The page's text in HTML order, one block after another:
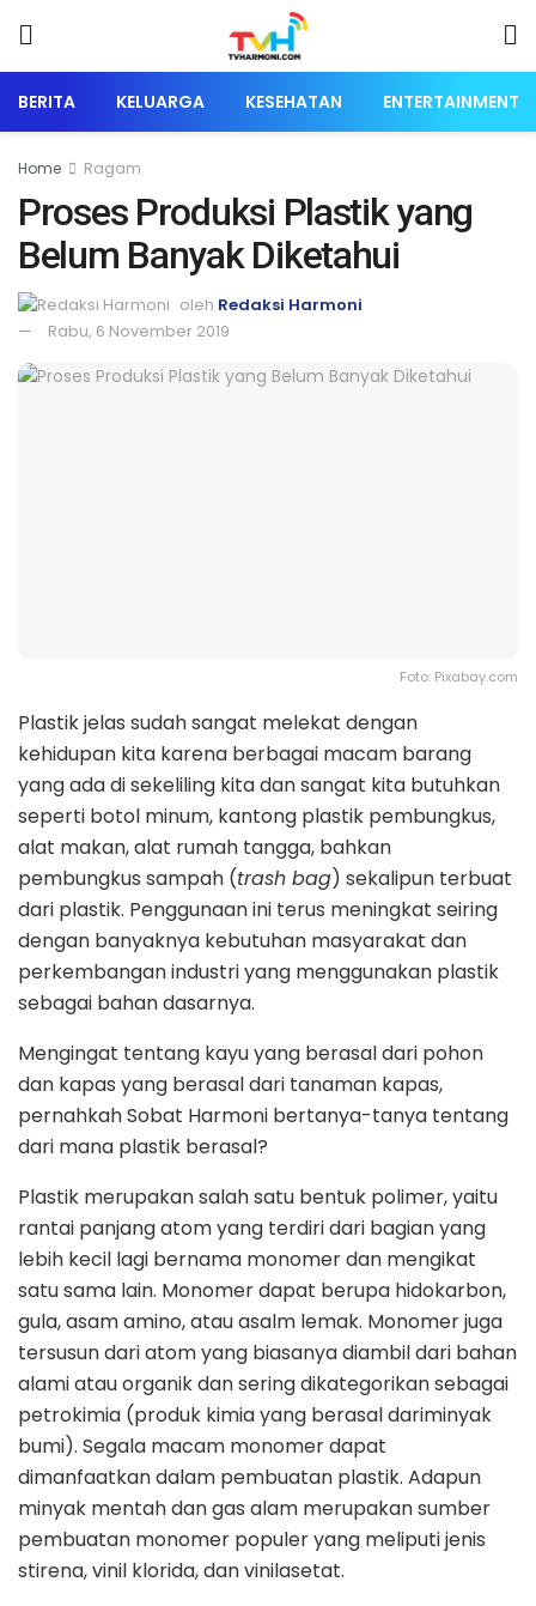
BERITA KELUARGA KESEHATAN ENTERTAINMENT
Home Ragam
Proses Produksi Plastik yang
Belum Banyak Diketahui
oleh Redaksi Harmoni
Rabu, 6 November 2019
Foto: Pixabay.com
Plastik jelas sudah sangat melekat dengan
kehidupan kita karena berbagai macam barang
yang ada di sekeliling kita dan sangat kita butuhkan
seperti botol minum, kantong plastik pembungkus,
alat makan, alat rumah tangga, bahkan
pembungkus sampah (trash bag) sekalipun terbuat
dari plastik. Penggunaan ini terus meningkat seiring
dengan banyaknya kebutuhan masyarakat dan
perkembangan industri yang menggunakan plastik
sebagai bahan dasarnya.
Mengingat tentang kayu yang berasal dari pohon
dan kapas yang berasal dari tanaman kapas,
pernahkah Sobat Harmoni bertanya-tanya tentang
dari mana plastik berasal?
Plastik merupakan salah satu bentuk polimer, yaitu
rantai panjang atom yang terdiri dari bagian yang
lebih kecil lagi bernama monomer dan mengikat
satu sama lain. Monomer dapat berupa hidokarbon,
gula, asam amino, atau asalm lemak. Monomer juga
tersusun dari atom yang biasanya diambil dari bahan
alami atau organik dan sering dikategorikan sebagai
petrokimia (produk kimia yang berasal dariminyak
bumi). Segala macam monomer dapat
dimanfaatkan dalam pembuatan plastik. Adapun
minyak mentah dan gas alam merupakan sumber
pembuatan monomer populer yang meliputi jenis
stirena, vinil klorida, dan vinilasetat.